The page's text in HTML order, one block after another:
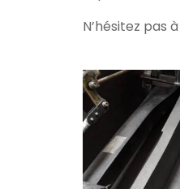
N’hésitez pas